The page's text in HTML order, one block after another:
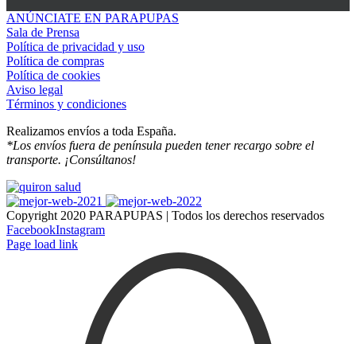
ANÚNCIATE EN PARAPUPAS
Sala de Prensa
Política de privacidad y uso
Política de compras
Política de cookies
Aviso legal
Términos y condiciones
Realizamos envíos a toda España.
*Los envíos fuera de península pueden tener recargo sobre el
transporte. ¡Consúltanos!
Copyright 2020 PARAPUPAS | Todos los derechos reservados
FacebookInstagram
Page load link